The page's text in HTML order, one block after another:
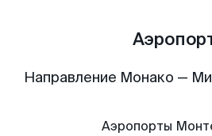
Направление Монако —
Аэропорты